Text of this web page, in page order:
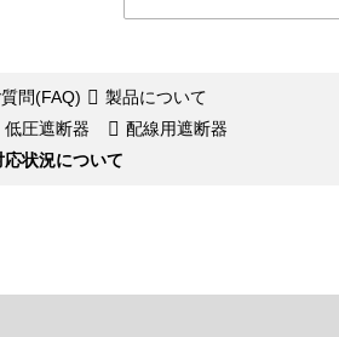
問(FAQ)
製品について
低圧遮断器
配線用遮断器
状況について